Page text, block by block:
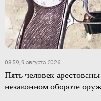
03:59, 9 августа 2026
Пять человек
незаконном обороте